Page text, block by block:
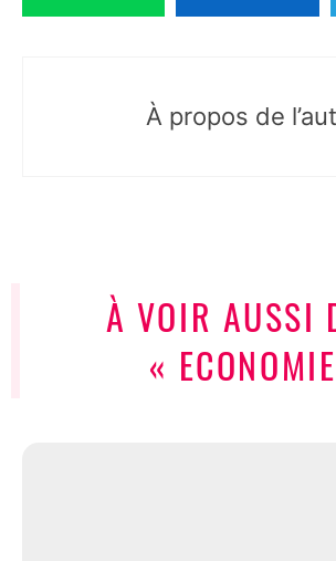
À propos de
À VOIR AUSSI
«